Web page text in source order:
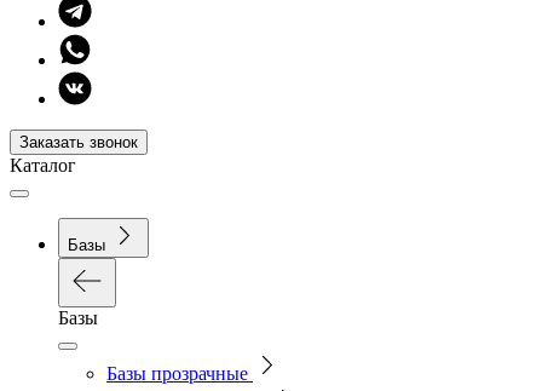
Заказать звонок
Каталог
Базы
Базы
Базы прозрачные